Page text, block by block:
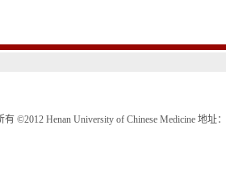
©2012 Henan University of Chinese Medicine 地